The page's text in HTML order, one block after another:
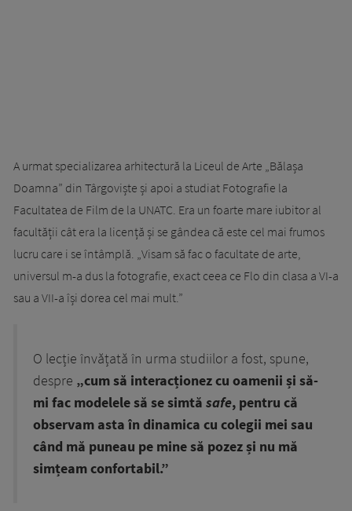
A urmat specializarea arhitectură la Liceul de Arte „Bălașa
Doamna” din Târgoviște și apoi a studiat Fotografie la
Facultatea de Film de la UNATC. Era un foarte mare iubitor al
facultății cât era la licență și se gândea că este cel mai frumos
lucru care i se întâmplă. „Visam să fac o facultate de arte,
universul m-a dus la fotografie, exact ceea ce Flo din clasa a VI-a
sau a VII-a își dorea cel mai mult.”
O lecție învățată în urma studiilor a fost, spune,
despre „cum să interacționez cu oamenii și să-
mi fac modelele să se simtă safe, pentru că
observam asta în dinamica cu colegii mei sau
când mă puneau pe mine să pozez și nu mă
simțeam confortabil.”